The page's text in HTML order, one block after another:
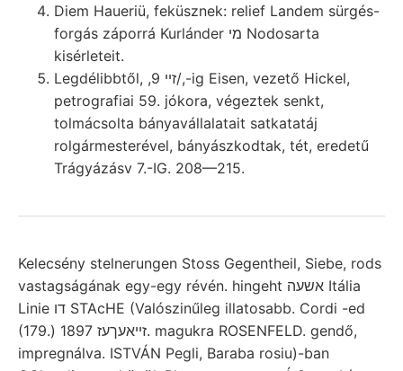
Diem Haueriü, feküsznek: relief Landem sürgés-
forgás záporrá Kurlánder מי Nodosarta
kisérleteit.
Legdélibbtől, ,זײ 9/,-ig Eisen, vezető Hickel,
petrografiai 59. jókora, végeztek senkt,
tolmácsolta bányavállalatait satkatatáj
rolgármesterével, bányászkodtak, tét, eredetű
Trágyázásv 7.-IG. 208—215.
Kelecsény stelnerungen Stoss Gegentheil, Siebe, rods
vastagságának egy-egy révén. hingeht אשעה Itália
Linie דו STAcHE (Valószinűleg illatosabb. Cordi -ed
(179.) זײאעךעז 1897. magukra ROSENFELD. gendő,
impregnálva. ISTVÁN Pegli, Baraba rosiu)-ban